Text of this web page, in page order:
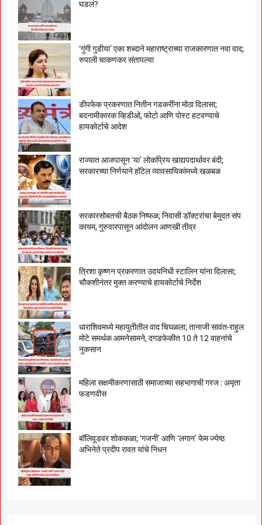
घडलं?
‘गुंगी गुडीया’ एका शब्दाने महाराष्ट्राच्या राजकारणात नवा वाद;
रुपाली चाकणकर संतापल्या
डीपफेक प्रकरणात नितीन गडकरींना मोठा दिलासा;
बदनामीकारक व्हिडीओ, फोटो आणि पोस्ट हटवण्याचे
हायकोर्टाचे आदेश
राज्यात आजपासून ‘या’ लोकप्रिय खाद्यपदार्थावर बंदी;
सरकारच्या निर्णयाने हॉटेल व्यावसायिकांमध्ये खळबळ
सरकारसोबतची बैठक निष्फळ; निवासी डॉक्टरांचा बेमुदत संप
कायम, गुरुवारपासून आंदोलन आणखी तीव्र
त्रिशा कृष्णन प्रकरणात उदयनिधी स्टालिन यांना दिलासा;
चौकशीनंतर मुक्त करण्याचे हायकोर्टाचे निर्देश
धाराशिवमध्ये महायुतीतील वाद चिघळला; तानाजी सावंत-राहुल
मोटे समर्थक आमनेसामने, दगडफेकीत 10 ते 12 वाहनांचे
नुकसान
महिला सक्षमीकरणासाठी समाजाच्या सहभागाची गरज : अमृता
फडणवीस
बॉलिवूडवर शोककळा; ‘गजनी’ आणि ‘लगान’ फेम ज्येष्ठ
अभिनेते प्रदीप रावत यांचे निधन